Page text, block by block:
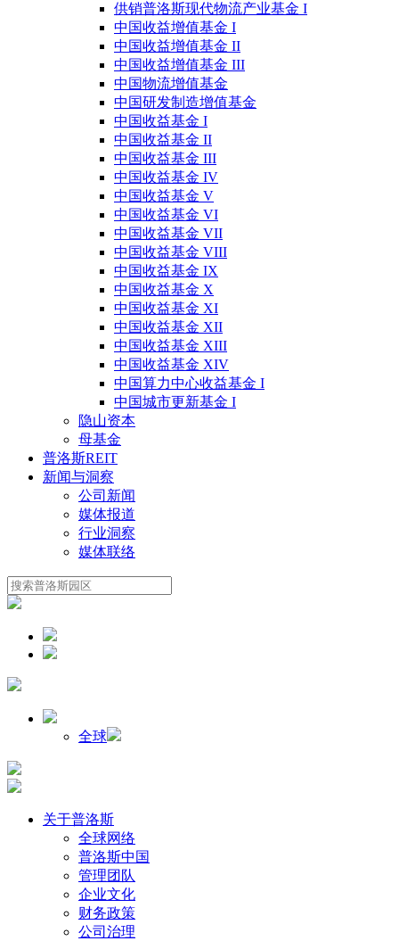
供销普洛斯现代物流产业基金 I
中国收益增值基金 I
中国收益增值基金 II
中国收益增值基金 III
中国物流增值基金
中国研发制造增值基金
中国收益基金 I
中国收益基金 II
中国收益基金 III
中国收益基金 IV
中国收益基金 V
中国收益基金 VI
中国收益基金 VII
中国收益基金 VIII
中国收益基金 IX
中国收益基金 X
中国收益基金 XI
中国收益基金 XII
中国收益基金 XIII
中国收益基金 XIV
中国算力中心收益基金 I
中国城市更新基金 I
隐山资本
母基金
普洛斯REIT
新闻与洞察
公司新闻
媒体报道
行业洞察
媒体联络
全球
关于普洛斯
全球网络
普洛斯中国
管理团队
企业文化
财务政策
公司治理